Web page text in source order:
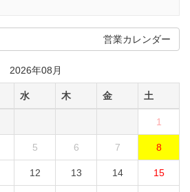
営業カレンダー
2026年08月
水 木 金 土
1
5 6 7 8
12 13 14 15